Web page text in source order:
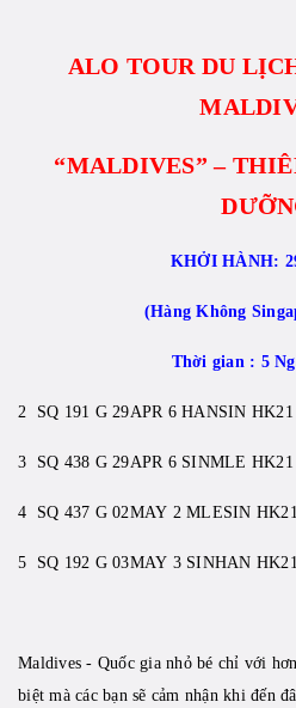
ALO TOUR DU
“MALDIVES” –
KHỞI HÀNH:
(Hàng Không
Thời gian : 5
2 SQ 191 G 29APR 6 HANSIN
3 SQ 438 G 29APR 6 SINMLE
4 SQ 437 G 02MAY 2 MLESIN
5 SQ 192 G 03MAY 3 SINHAN
Maldives - Quốc gia nhỏ bé chỉ với
biệt mà các bạn sẽ cảm nhận khi đến